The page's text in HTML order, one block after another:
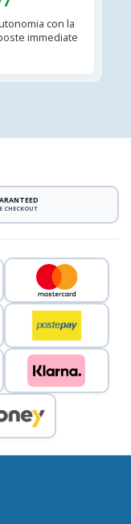
con la
immediate
CHECKOUT